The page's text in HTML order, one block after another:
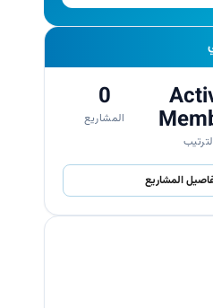
0
المشاريع
المشاريع